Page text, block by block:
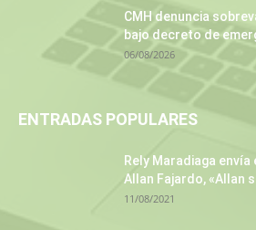
CMH denuncia
bajo decreto de
06/08/2026
ENTRADAS POPULARES
Rely Maradiaga
Allan Fajardo, «Allan
11/08/2021